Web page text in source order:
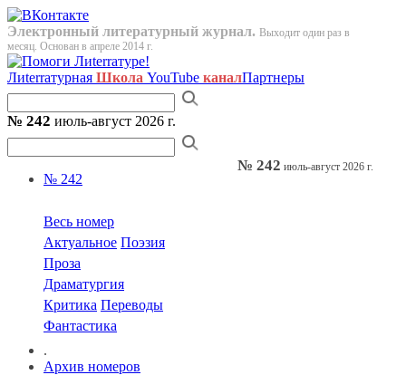
Электронный литературный журнал. Выходит один раз в
месяц. Основан в апреле 2014 г.
Лиterraтурная Школа YouTube каналПартнеры
№ 242 июль-август 2026 г.
№ 242
Весь номер
Актуальное Поэзия
Проза
Драматургия
Критика Переводы
Фантастика
.
Архив номеров
№ 242 июль-август 2026 г.